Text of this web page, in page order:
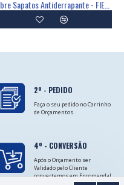
2º - PEDIDO
Faça o seu pedido no Carrinho
de Orçamentos.
4º - CONVERSÃO
Após o Orçamento ser
Validado pelo Cliente
convertemos em Encomenda!